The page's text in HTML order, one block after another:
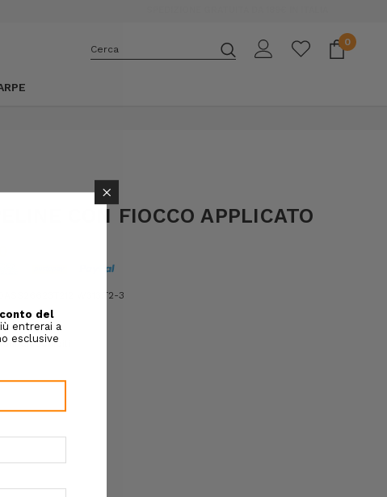
Cerca
0
CON FIOCCO APPLICATO
W313:T2-3
disponibili
×